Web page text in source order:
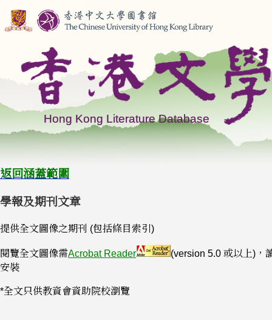
返回涵蓋範圍
學報及期刊文章
提供全文圖像之期刊 (包括條目索引)
閱覽全文圖像需Acrobat Reader
(version 5.0 或以上)，
安裝
*全文只供教資會資助院校瀏覽